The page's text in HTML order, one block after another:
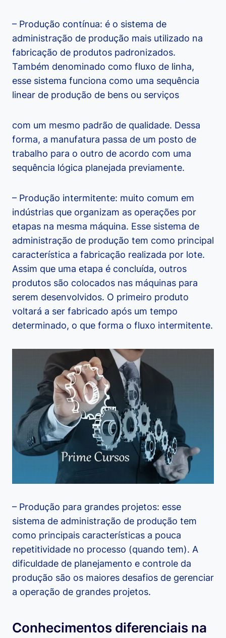
– Produção contínua: é o sistema de
administração de produção mais utilizado na
fabricação de produtos padronizados.
Também denominado como fluxo de linha,
esse sistema funciona como uma sequência
linear de produção de bens ou serviços
com um mesmo padrão de qualidade. Dessa
forma, a manufatura passa de um posto de
trabalho para o outro de acordo com uma
sequência lógica planejada previamente.
– Produção intermitente: muito comum em
indústrias que organizam as operações por
etapas na mesma máquina. Esse sistema de
administração de produção tem como principal
característica a fabricação realizada por lote.
Assim que uma etapa é concluída, outros
produtos são colocados nas máquinas para
serem desenvolvidos. O primeiro produto
voltará a ser fabricado após um tempo
determinado, o que forma o fluxo intermitente.
– Produção para grandes projetos: esse
sistema de administração de produção tem
como principais características a pouca
repetitividade no processo (quando tem). A
dificuldade de planejamento e controle da
produção são os maiores desafios de gerenciar
a operação de grandes projetos.
Conhecimentos diferenciais na